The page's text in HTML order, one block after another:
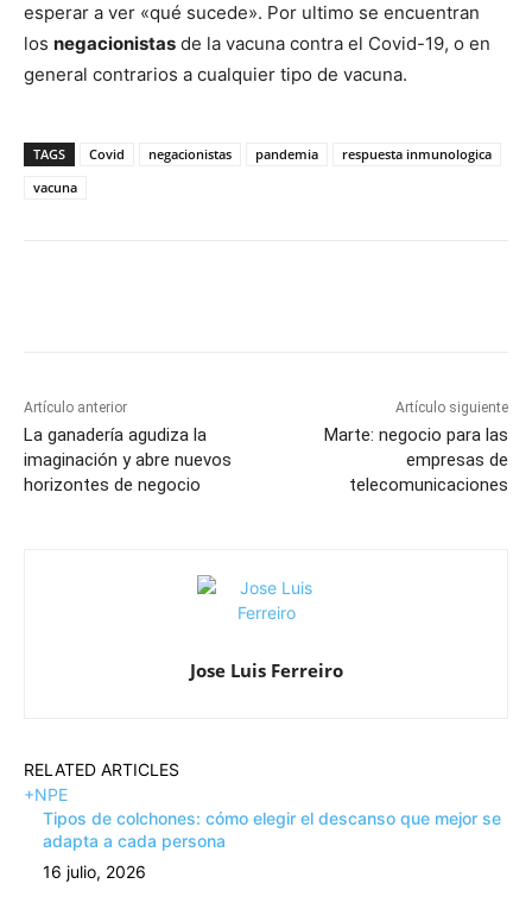
esperar a ver «qué sucede». Por ultimo se encuentran
los negacionistas de la vacuna contra el Covid-19, o en
general contrarios a cualquier tipo de vacuna.
TAGS Covid negacionistas pandemia
respuesta inmunologica
vacuna
Artículo anterior
La ganadería agudiza la
imaginación y abre nuevos
horizontes de negocio
Artículo siguiente
Marte: negocio para las
empresas de
telecomunicaciones
Jose Luis Ferreiro
RELATED ARTICLES
+NPE
Tipos de colchones: cómo elegir el descanso que mejor se
adapta a cada persona
16 julio, 2026